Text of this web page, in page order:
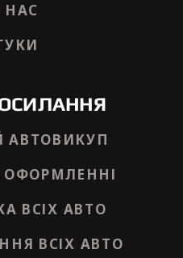
НАС
АВТОВИКУП
ВСІХ АВТО
ВСІХ АВТО